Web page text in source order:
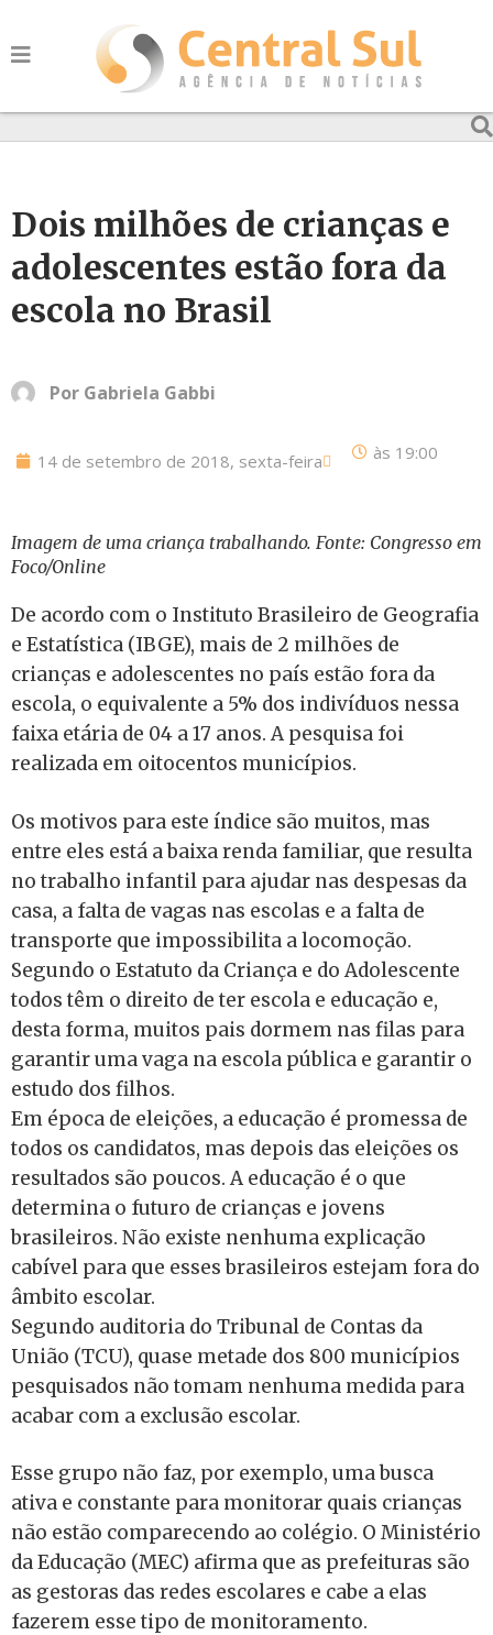
Dois milhões de crianças e
adolescentes estão fora da
escola no Brasil
Por Gabriela Gabbi
14 de setembro de 2018, sexta-feira às 19:00
Imagem de uma criança trabalhando. Fonte: Congresso em
Foco/Online
De acordo com o Instituto Brasileiro de Geografia
e Estatística (IBGE), mais de 2 milhões de
crianças e adolescentes no país estão fora da
escola, o equivalente a 5% dos indivíduos nessa
faixa etária de 04 a 17 anos. A pesquisa foi
realizada em oitocentos municípios.
Os motivos para este índice são muitos, mas
entre eles está a baixa renda familiar, que resulta
no trabalho infantil para ajudar nas despesas da
casa, a falta de vagas nas escolas e a falta de
transporte que impossibilita a locomoção.
Segundo o Estatuto da Criança e do Adolescente
todos têm o direito de ter escola e educação e,
desta forma, muitos pais dormem nas filas para
garantir uma vaga na escola pública e garantir o
estudo dos filhos.
Em época de eleições, a educação é promessa de
todos os candidatos, mas depois das eleições os
resultados são poucos. A educação é o que
determina o futuro de crianças e jovens
brasileiros. Não existe nenhuma explicação
cabível para que esses brasileiros estejam fora do
âmbito escolar.
Segundo auditoria do Tribunal de Contas da
União (TCU), quase metade dos 800 municípios
pesquisados não tomam nenhuma medida para
acabar com a exclusão escolar.
Esse grupo não faz, por exemplo, uma busca
ativa e constante para monitorar quais crianças
não estão comparecendo ao colégio. O Ministério
da Educação (MEC) afirma que as prefeituras são
as gestoras das redes escolares e cabe a elas
fazerem esse tipo de monitoramento.